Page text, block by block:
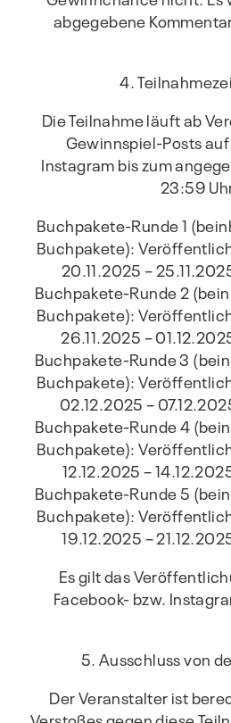
abgegebene
4.
Die Teilnahme läuft ab
Gewinnspiel-Posts
Instagram bis zum
23:59
Buchpakete-Runde 1
Buchpakete):
20.11.2025 –
Buchpakete-Runde 2
Buchpakete):
26.11.2025 –
Buchpakete-Runde 3
Buchpakete):
02.12.2025 –
Buchpakete-Runde 4
Buchpakete):
12.12.2025 –
Buchpakete-Runde 5
Buchpakete):
19.12.2025 –
Es gilt das
Facebook- bzw.
5. Ausschluss von
Der Veranstalter ist